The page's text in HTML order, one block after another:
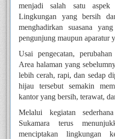
menjadi salah satu aspek
Lingkungan yang bersih
menghadirkan suasana
pengunjung maupun aparatur
Usai pengecatan,
Area halaman yang
lebih cerah, rapi, dan sedap
hijau tersebut semakin
kantor yang bersih, terawat,
Melalui kegiatan
Sukamara terus
menciptakan lingkungan